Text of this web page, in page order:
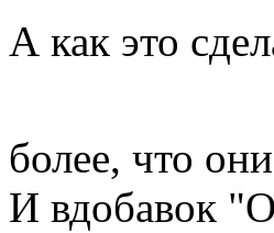
А как это
более, что
И вдобавок